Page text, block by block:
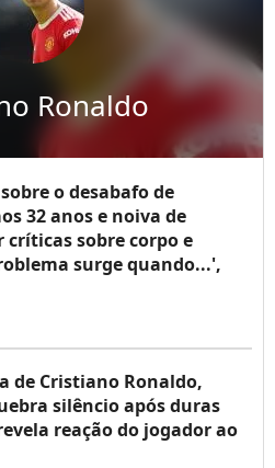
Ronaldo
o desabafo de
32 anos e noiva de
sobre corpo e
surge quando...',
de Cristiano Ronaldo,
silêncio após duras
reação do jogador ao